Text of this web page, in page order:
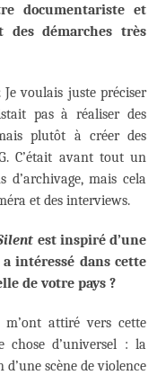
documentariste et
des démarches très
Je voulais juste préciser
pas à réaliser des
plutôt à créer des
C’était avant tout un
mais cela
et des interviews.
est inspiré d’une
intéressé dans cette
de votre pays ?
attiré vers cette
chose d’universel : la
scène de violence